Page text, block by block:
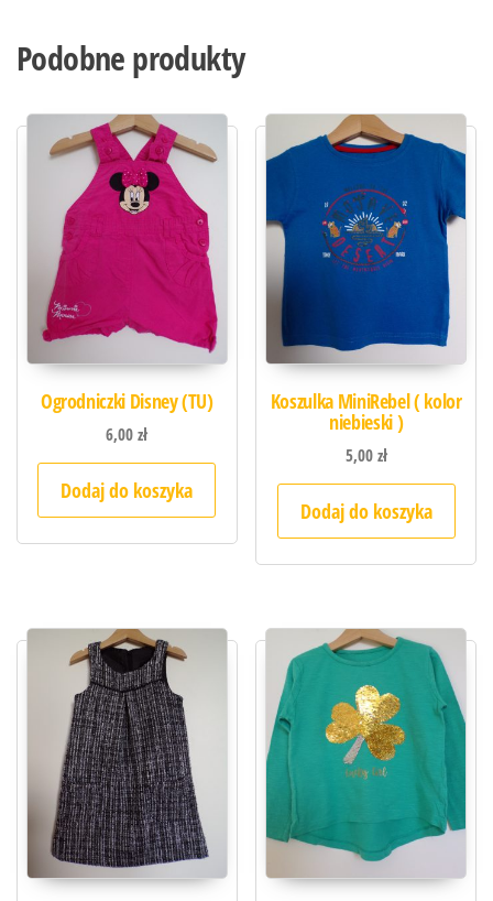
Podobne produkty
Ogrodniczki Disney (TU)
6,00zł
Dodaj do koszyka
Koszulka MiniRebel ( kolor
niebieski )
5,00zł
Dodaj do koszyka